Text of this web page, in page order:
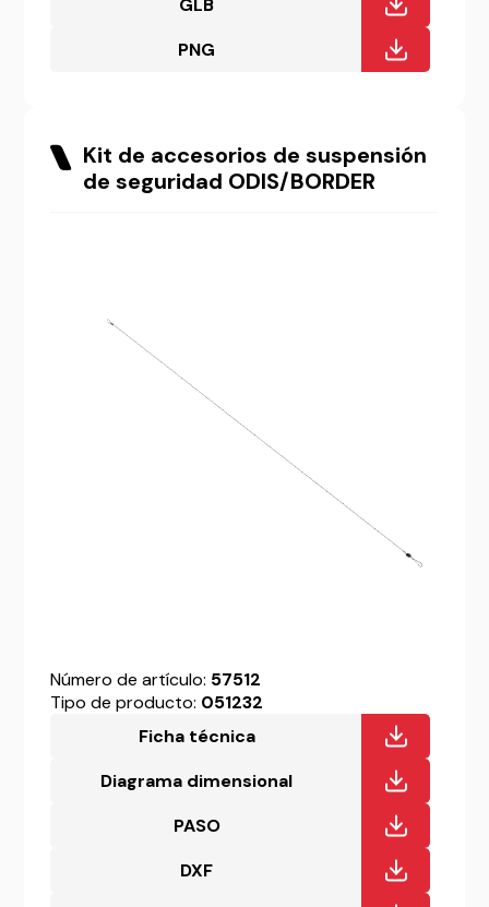
GLB
PNG
Kit de accesorios de suspensión
de seguridad ODIS/BORDER
Número de artículo: 57512
Tipo de producto: 051232
Ficha técnica
Diagrama dimensional
PASO
DXF